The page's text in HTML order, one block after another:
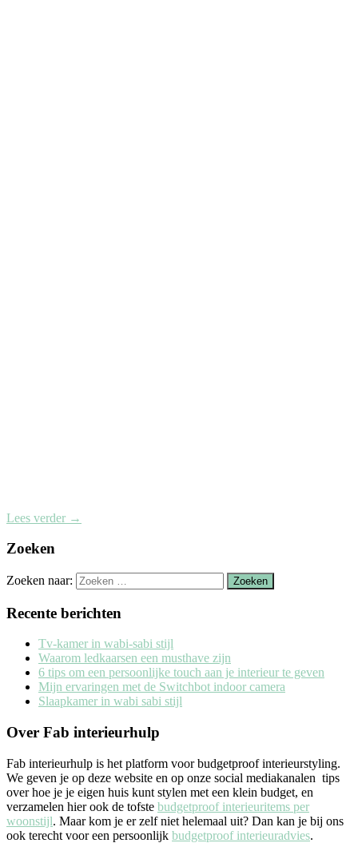
Lees verder →
Zoeken
Zoeken naar:
Recente berichten
Tv-kamer in wabi-sabi stijl
Waarom ledkaarsen een musthave zijn
6 tips om een persoonlijke touch aan je interieur te geven
Mijn ervaringen met de Switchbot indoor camera
Slaapkamer in wabi sabi stijl
Over Fab interieurhulp
Fab interieurhulp is het platform voor budgetproof interieurstyling.
We geven je op deze website en op onze social mediakanalen tips
over hoe je je eigen huis kunt stylen met een klein budget, en
verzamelen hier ook de tofste budgetproof interieuritems per
woonstijl. Maar kom je er zelf niet helemaal uit? Dan kan je bij ons
ook terecht voor een persoonlijk budgetproof interieuradvies.